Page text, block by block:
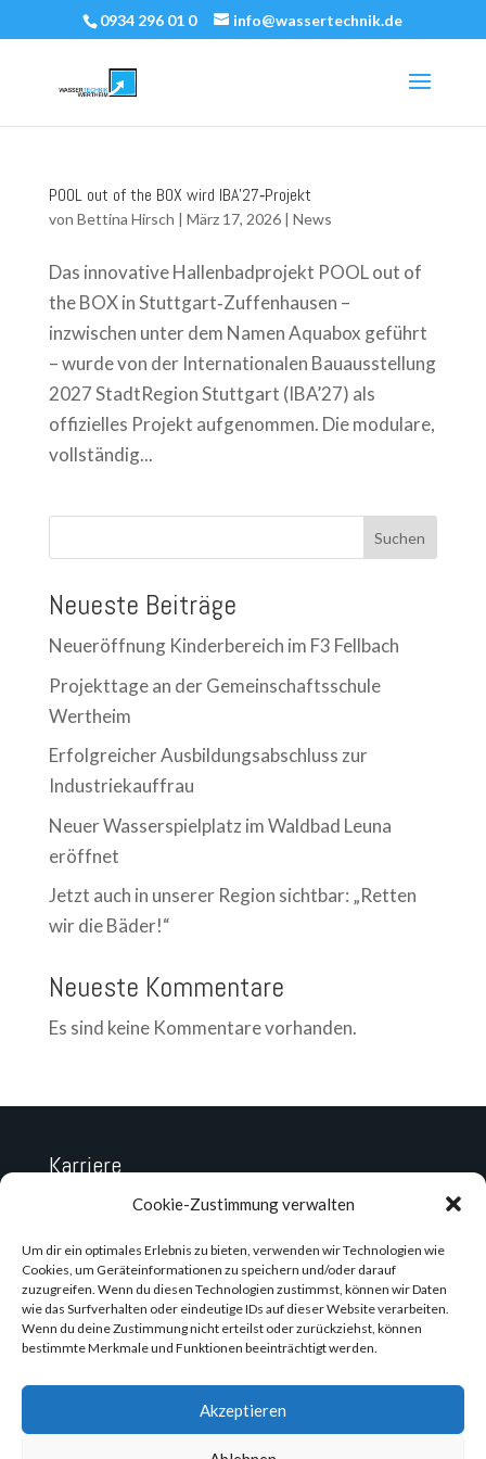
Cookie-Zustimmung verwalten
Um dir ein optimales Erlebnis zu bieten, verwenden wir Technologien wie
Cookies, um Geräteinformationen zu speichern und/oder darauf
zuzugreifen. Wenn du diesen Technologien zustimmst, können wir Daten
wie das Surfverhalten oder eindeutige IDs auf dieser Website verarbeiten.
Wenn du deine Zustimmung nicht erteilst oder zurückziehst, können
bestimmte Merkmale und Funktionen beeinträchtigt werden.
Akzeptieren
0934 296 01 0 info@wassertechnik.de
POOL out of the BOX wird IBA’27‑Projekt
von Bettina Hirsch | März 17, 2026| News
Das innovative Hallenbadprojekt POOL out of
the BOX in Stuttgart‑Zuffenhausen –
inzwischen unter dem Namen Aquabox geführt
– wurde von der Internationalen Bauausstellung
2027 StadtRegion Stuttgart (IBA’27) als
offizielles Projekt aufgenommen. Die modulare,
vollständig...
Suchen
Neueste Beiträge
Neueröffnung Kinderbereich im F3 Fellbach
Projekttage an der Gemeinschaftsschule
Wertheim
Erfolgreicher Ausbildungsabschluss zur
Industriekauffrau
Neuer Wasserspielplatz im Waldbad Leuna
eröffnet
Jetzt auch in unserer Region sichtbar: „Retten
wir die Bäder!“
Neueste Kommentare
Es sind keine Kommentare vorhanden.
Karriere
Datenschutz